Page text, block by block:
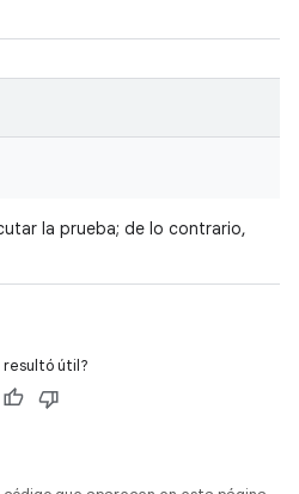
la prueba; de lo contrario,
resultó útil?